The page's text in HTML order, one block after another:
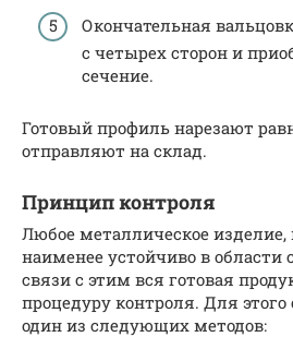
Окончательная
с четырех сторон и
сечение.
Готовый профиль нарезают
отправляют на склад.
Принцип контроля
Любое металлическое изделие,
наименее устойчиво в области
связи с этим вся готовая
процедуру контроля. Для
один из следующих методов: